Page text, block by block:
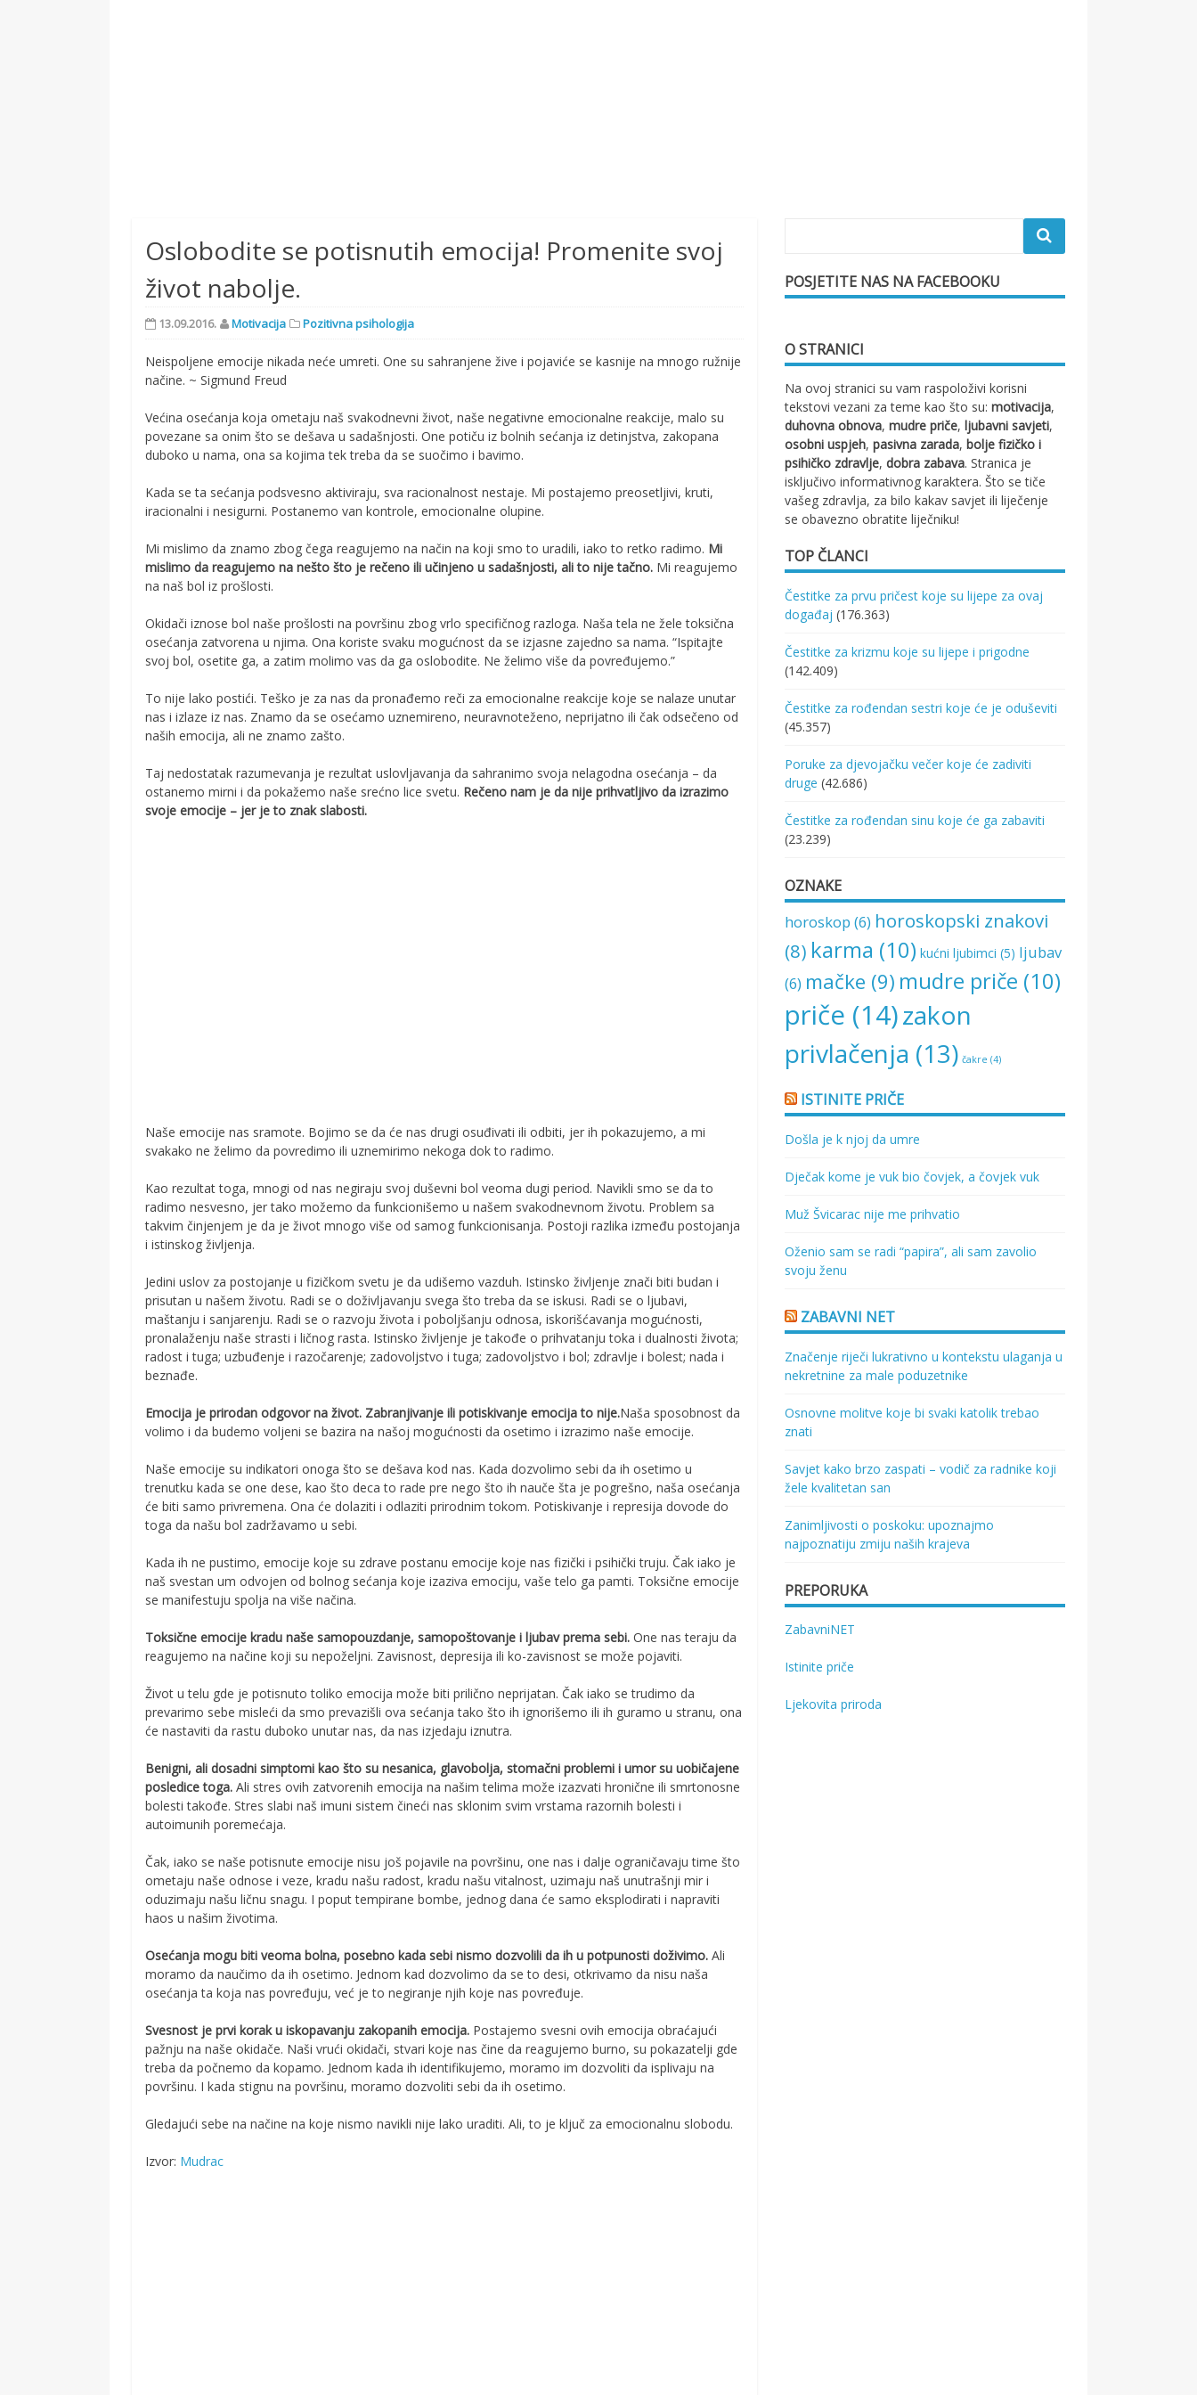
Oslobodite se potisnutih emocija! Promenite svoj
život nabolje.
13.09.2016. Motivacija Pozitivna psihologija
Neispoljene emocije nikada neće umreti. One su sahranjene žive i pojaviće se kasnije na mnogo ružnije
načine. ~ Sigmund Freud
Većina osećanja koja ometaju naš svakodnevni život, naše negativne emocionalne reakcije, malo su
povezane sa onim što se dešava u sadašnjosti. One potiču iz bolnih sećanja iz detinjstva, zakopana
duboko u nama, ona sa kojima tek treba da se suočimo i bavimo.
Kada se ta sećanja podsvesno aktiviraju, sva racionalnost nestaje. Mi postajemo preosetljivi, kruti,
iracionalni i nesigurni. Postanemo van kontrole, emocionalne olupine.
Mi mislimo da znamo zbog čega reagujemo na način na koji smo to uradili, iako to retko radimo. Mi
mislimo da reagujemo na nešto što je rečeno ili učinjeno u sadašnjosti, ali to nije tačno. Mi reagujemo
na naš bol iz prošlosti.
Okidači iznose bol naše prošlosti na površinu zbog vrlo specifičnog razloga. Naša tela ne žele toksična
osećanja zatvorena u njima. Ona koriste svaku mogućnost da se izjasne zajedno sa nama. “Ispitajte
svoj bol, osetite ga, a zatim molimo vas da ga oslobodite. Ne želimo više da povređujemo.”
To nije lako postići. Teško je za nas da pronađemo reči za emocionalne reakcije koje se nalaze unutar
nas i izlaze iz nas. Znamo da se osećamo uznemireno, neuravnoteženo, neprijatno ili čak odsečeno od
naših emocija, ali ne znamo zašto.
Taj nedostatak razumevanja je rezultat uslovljavanja da sahranimo svoja nelagodna osećanja – da
ostanemo mirni i da pokažemo naše srećno lice svetu. Rečeno nam je da nije prihvatljivo da izrazimo
svoje emocije – jer je to znak slabosti.
Naše emocije nas sramote. Bojimo se da će nas drugi osuđivati ili odbiti, jer ih pokazujemo, a mi
svakako ne želimo da povredimo ili uznemirimo nekoga dok to radimo.
Kao rezultat toga, mnogi od nas negiraju svoj duševni bol veoma dugi period. Navikli smo se da to
radimo nesvesno, jer tako možemo da funkcionišemo u našem svakodnevnom životu. Problem sa
takvim činjenjem je da je život mnogo više od samog funkcionisanja. Postoji razlika između postojanja
i istinskog življenja.
Jedini uslov za postojanje u fizičkom svetu je da udišemo vazduh. Istinsko življenje znači biti budan i
prisutan u našem životu. Radi se o doživljavanju svega što treba da se iskusi. Radi se o ljubavi,
maštanju i sanjarenju. Radi se o razvoju života i poboljšanju odnosa, iskorišćavanja mogućnosti,
pronalaženju naše strasti i ličnog rasta. Istinsko življenje je takođe o prihvatanju toka i dualnosti života;
radost i tuga; uzbuđenje i razočarenje; zadovoljstvo i tuga; zadovoljstvo i bol; zdravlje i bolest; nada i
beznađe.
Emocija je prirodan odgovor na život. Zabranjivanje ili potiskivanje emocija to nije.Naša sposobnost da
volimo i da budemo voljeni se bazira na našoj mogućnosti da osetimo i izrazimo naše emocije.
Naše emocije su indikatori onoga što se dešava kod nas. Kada dozvolimo sebi da ih osetimo u
trenutku kada se one dese, kao što deca to rade pre nego što ih nauče šta je pogrešno, naša osećanja
će biti samo privremena. Ona će dolaziti i odlaziti prirodnim tokom. Potiskivanje i represija dovode do
toga da našu bol zadržavamo u sebi.
Kada ih ne pustimo, emocije koje su zdrave postanu emocije koje nas fizički i psihički truju. Čak iako je
naš svestan um odvojen od bolnog sećanja koje izaziva emociju, vaše telo ga pamti. Toksične emocije
se manifestuju spolja na više načina.
Toksične emocije kradu naše samopouzdanje, samopoštovanje i ljubav prema sebi. One nas teraju da
reagujemo na načine koji su nepoželjni. Zavisnost, depresija ili ko-zavisnost se može pojaviti.
Život u telu gde je potisnuto toliko emocija može biti prilično neprijatan. Čak iako se trudimo da
prevarimo sebe misleći da smo prevazišli ova sećanja tako što ih ignorišemo ili ih guramo u stranu, ona
će nastaviti da rastu duboko unutar nas, da nas izjedaju iznutra.
Benigni, ali dosadni simptomi kao što su nesanica, glavobolja, stomačni problemi i umor su uobičajene
posledice toga. Ali stres ovih zatvorenih emocija na našim telima može izazvati hronične ili smrtonosne
bolesti takođe. Stres slabi naš imuni sistem čineći nas sklonim svim vrstama razornih bolesti i
autoimunih poremećaja.
Čak, iako se naše potisnute emocije nisu još pojavile na površinu, one nas i dalje ograničavaju time što
ometaju naše odnose i veze, kradu našu radost, kradu našu vitalnost, uzimaju naš unutrašnji mir i
oduzimaju našu ličnu snagu. I poput tempirane bombe, jednog dana će samo eksplodirati i napraviti
haos u našim životima.
Osećanja mogu biti veoma bolna, posebno kada sebi nismo dozvolili da ih u potpunosti doživimo. Ali
moramo da naučimo da ih osetimo. Jednom kad dozvolimo da se to desi, otkrivamo da nisu naša
osećanja ta koja nas povređuju, već je to negiranje njih koje nas povređuje.
Svesnost je prvi korak u iskopavanju zakopanih emocija. Postajemo svesni ovih emocija obraćajući
pažnju na naše okidače. Naši vrući okidači, stvari koje nas čine da reagujemo burno, su pokazatelji gde
treba da počnemo da kopamo. Jednom kada ih identifikujemo, moramo im dozvoliti da isplivaju na
površinu. I kada stignu na površinu, moramo dozvoliti sebi da ih osetimo.
Gledajući sebe na načine na koje nismo navikli nije lako uraditi. Ali, to je ključ za emocionalnu slobodu.
Izvor: Mudrac
POSJETITE NAS NA FACEBOOKU
O STRANICI
Na ovoj stranici su vam raspoloživi korisni
tekstovi vezani za teme kao što su:motivacija,
duhovna obnova,mudre priče,ljubavni savjeti,
osobni uspjeh,pasivna zarada,bolje fizičko i
psihičko zdravlje,dobra zabava. Stranica je
isključivo informativnog karaktera. Što se tiče
vašeg zdravlja, za bilo kakav savjet ili liječenje
se obavezno obratite liječniku!
TOP ČLANCI
Čestitke za prvu pričest koje su lijepe za ovaj
događaj (176.363)
Čestitke za krizmu koje su lijepe i prigodne
(142.409)
Čestitke za rođendan sestri koje će je oduševiti
(45.357)
Poruke za djevojačku večer koje će zadiviti
druge (42.686)
Čestitke za rođendan sinu koje će ga zabaviti
(23.239)
OZNAKE
horoskop (6) horoskopski znakovi
(8) karma (10) kućni ljubimci (5) ljubav
(6) mačke (9) mudre priče (10)
priče (14)zakon
privlačenja (13) čakre (4)
ISTINITE PRIČE
Došla je k njoj da umre
Dječak kome je vuk bio čovjek, a čovjek vuk
Muž Švicarac nije me prihvatio
Oženio sam se radi “papira”, ali sam zavolio
svoju ženu
ZABAVNI NET
Značenje riječi lukrativno u kontekstu ulaganja u
nekretnine za male poduzetnike
Osnovne molitve koje bi svaki katolik trebao
znati
Savjet kako brzo zaspati – vodič za radnike koji
žele kvalitetan san
Zanimljivosti o poskoku: upoznajmo
najpoznatiju zmiju naših krajeva
PREPORUKA
ZabavniNET
Istinite priče
Ljekovita priroda